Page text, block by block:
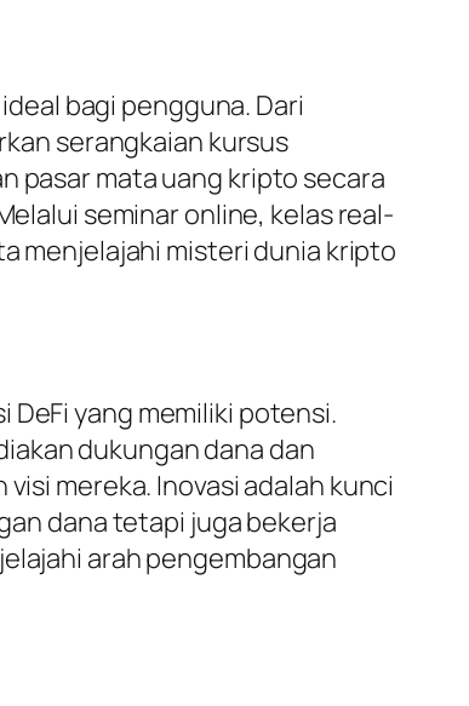
bagi pengguna. Dari
serangkaian kursus
pasar mata uang kripto secara
seminar online, kelas real-
menjelajahi misteri dunia kripto
yang memiliki potensi.
dukungan dana dan
mereka. Inovasi adalah kunci
dana tetapi juga bekerja
arah pengembangan